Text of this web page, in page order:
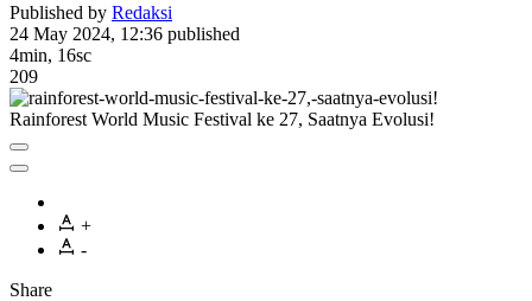
Published by Redaksi
24 May 2024, 12:36 published
4min, 16sc
209
Rainforest World Music Festival ke 27, Saatnya Evolusi!
+
-
Share